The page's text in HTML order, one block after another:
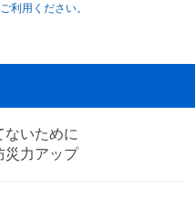
利用ください。
ないために
災力アップ